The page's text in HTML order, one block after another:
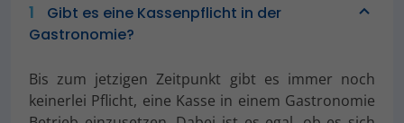
1
Gibt es eine Kassenpflicht in der
Gastronomie?
Bis zum jetzigen Zeitpunkt gibt es immer noch
keinerlei Pflicht, eine Kasse in einem Gastronomie